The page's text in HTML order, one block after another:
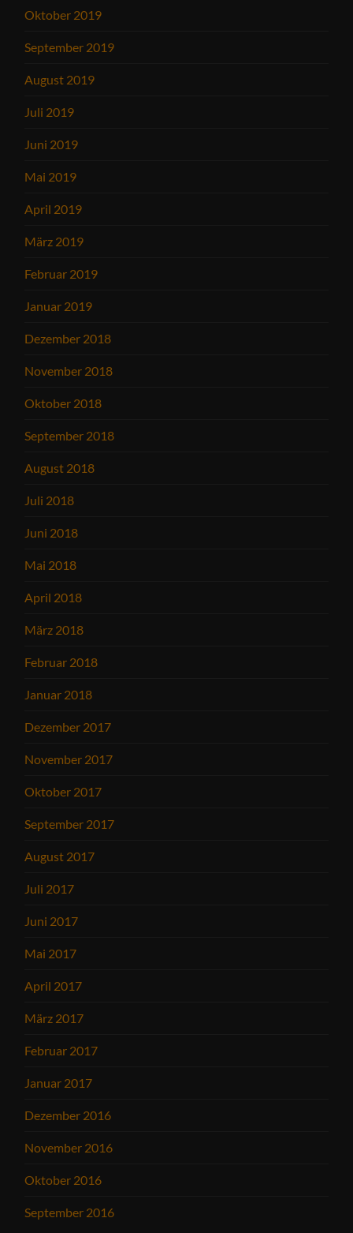
Oktober 2019
September 2019
August 2019
Juli 2019
Juni 2019
Mai 2019
April 2019
März 2019
Februar 2019
Januar 2019
Dezember 2018
November 2018
Oktober 2018
September 2018
August 2018
Juli 2018
Juni 2018
Mai 2018
April 2018
März 2018
Februar 2018
Januar 2018
Dezember 2017
November 2017
Oktober 2017
September 2017
August 2017
Juli 2017
Juni 2017
Mai 2017
April 2017
März 2017
Februar 2017
Januar 2017
Dezember 2016
November 2016
Oktober 2016
September 2016